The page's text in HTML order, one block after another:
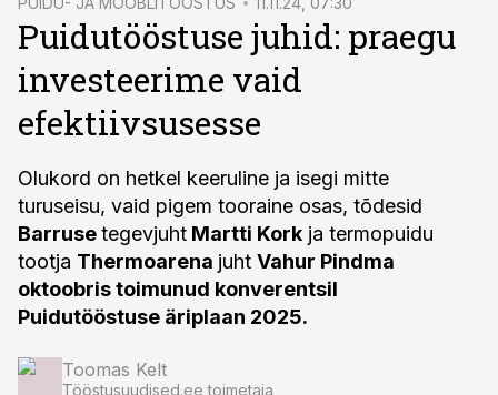
Puidutööstuse juhid: praegu
investeerime vaid
efektiivsusesse
Olukord on hetkel keeruline ja isegi mitte
turuseisu, vaid pigem tooraine osas, tõdesid
Barrusetegevjuht Martti Kork ja termopuidu
tootja Thermoarena juht Vahur Pindma
oktoobris toimunud konverentsil
Puidutööstuse äriplaan 2025.
Toomas Kelt
Tööstusuudised.ee toimetaja